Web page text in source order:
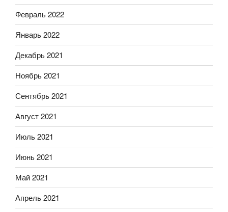
Февраль 2022
Январь 2022
Декабрь 2021
Ноябрь 2021
Сентябрь 2021
Август 2021
Июль 2021
Июнь 2021
Май 2021
Апрель 2021